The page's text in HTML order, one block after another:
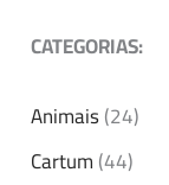
CATEGORIAS:
Animais(24)
Cartum(44)